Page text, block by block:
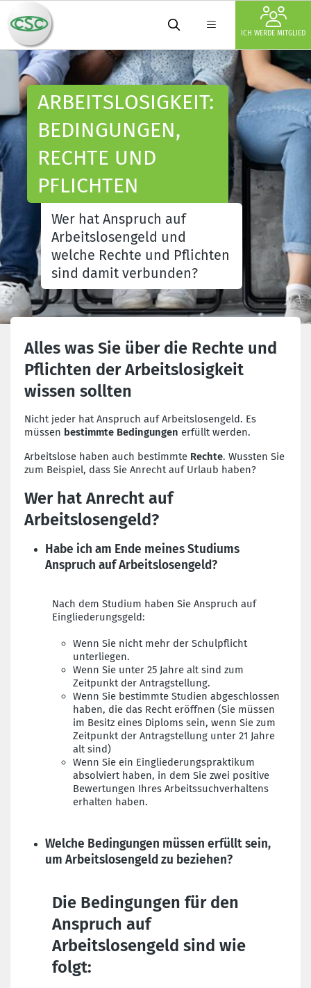
ICH WERDE MITGLIED
ARBEITSLOSIGKEIT:
BEDINGUNGEN,
RECHTE UND
PFLICHTEN
Wer hat Anspruch auf
Arbeitslosengeld und
welche Rechte und Pflichten
sind damit verbunden?
Alles was Sie über die Rechte und
Pflichten der Arbeitslosigkeit
wissen sollten
Nicht jeder hat Anspruch auf Arbeitslosengeld. Es
müssen bestimmte Bedingungen erfüllt werden.
Arbeitslose haben auch bestimmte Rechte. Wussten Sie
zum Beispiel, dass Sie Anrecht auf Urlaub haben?
Wer hat Anrecht auf
Arbeitslosengeld?
Habe ich am Ende meines Studiums
Anspruch auf Arbeitslosengeld?
Nach dem Studium haben Sie Anspruch auf
Eingliederungsgeld:
Wenn Sie nicht mehr der Schulpflicht
unterliegen.
Wenn Sie unter 25 Jahre alt sind zum
Zeitpunkt der Antragstellung.
Wenn Sie bestimmte Studien abgeschlossen
haben, die das Recht eröffnen (Sie müssen
im Besitz eines Diploms sein, wenn Sie zum
Zeitpunkt der Antragstellung unter 21 Jahre
alt sind)
Wenn Sie ein Eingliederungspraktikum
absolviert haben, in dem Sie zwei positive
Bewertungen Ihres Arbeitssuchverhaltens
erhalten haben.
Welche Bedingungen müssen erfüllt sein,
um Arbeitslosengeld zu beziehen?
Die Bedingungen für den
Anspruch auf
Arbeitslosengeld sind wie
folgt: